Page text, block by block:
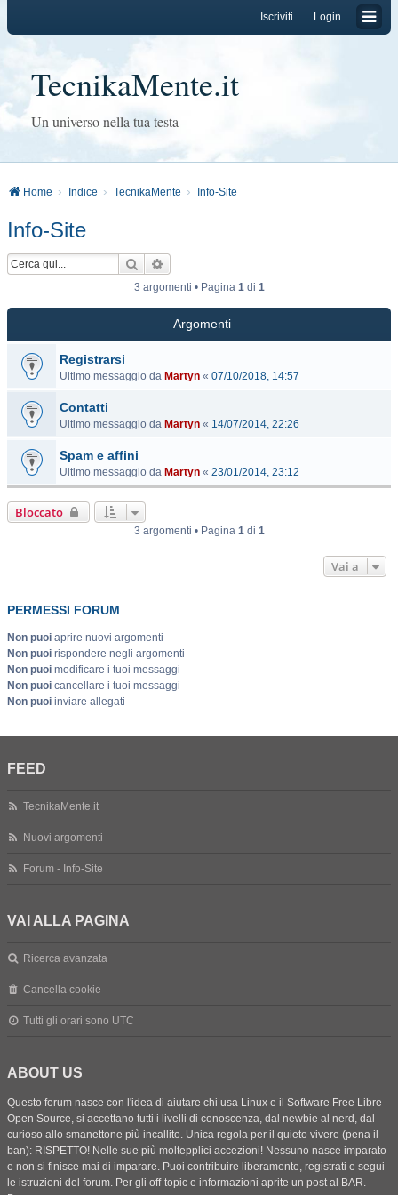
Login
Iscriviti
TecnikaMente.it
Un universo nella tua testa
Home Indice TecnikaMente Info-Site
Info-Site
Cerca
3 argomenti • Pagina 1di 1
Argomenti
Registrarsi
Ultimo messaggio da Martyn « 07/10/2018, 14:57
Contatti
Ultimo messaggio da Martyn « 14/07/2014, 22:26
Spam e affini
Ultimo messaggio da Martyn « 23/01/2014, 23:12
Bloccato
3 argomenti • Pagina 1di 1
Vai a
PERMESSI FORUM
Non puoi aprire nuovi argomenti
Non puoi rispondere negli argomenti
Non puoi modificare i tuoi messaggi
Non puoi cancellare i tuoi messaggi
Non puoi inviare allegati
FEED
TecnikaMente.it
Nuovi argomenti
Forum - Info-Site
VAI ALLA PAGINA
Ricerca avanzata
Cancella cookie
Tutti gli orari sono UTC
ABOUT US
Questo forum nasce con l'idea di aiutare chi usa Linux e il Software Free Libre
Open Source, si accettano tutti i livelli di conoscenza, dal newbie al nerd, dal
curioso allo smanettone più incallito. Unica regola per il quieto vivere (pena il
ban): RISPETTO! Nelle sue più moltepplici accezioni! Nessuno nasce imparato
e non si finisce mai di imparare. Puoi contribuire liberamente, registrati e segui
le istruzioni del forum. Per gli off-topic e informazioni aprite un post al BAR.